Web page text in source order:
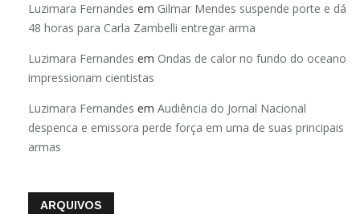
Luzimara Fernandes em Gilmar Mendes suspende porte e dá
48 horas para Carla Zambelli entregar arma
Luzimara Fernandes em Ondas de calor no fundo do oceano
impressionam cientistas
Luzimara Fernandes em Audiência do Jornal Nacional
despenca e emissora perde força em uma de suas principais
armas
ARQUIVOS